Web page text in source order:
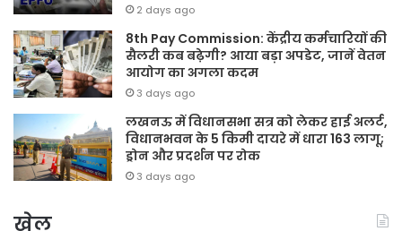
2 days ago
8th Pay Commission: केंद्रीय कर्मचारियों की
सैलरी कब बढ़ेगी? आया बड़ा अपडेट, जानें वेतन
आयोग का अगला कदम
3 days ago
लखनऊ में विधानसभा सत्र को लेकर हाई अलर्ट,
विधानभवन के 5 किमी दायरे में धारा 163 लागू;
ड्रोन और प्रदर्शन पर रोक
3 days ago
खेल